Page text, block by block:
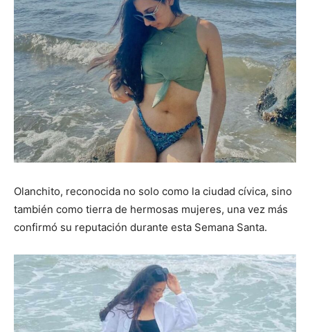
Olanchito, reconocida no solo como la ciudad cívica, sino
también como tierra de hermosas mujeres, una vez más
confirmó su reputación durante esta Semana Santa.